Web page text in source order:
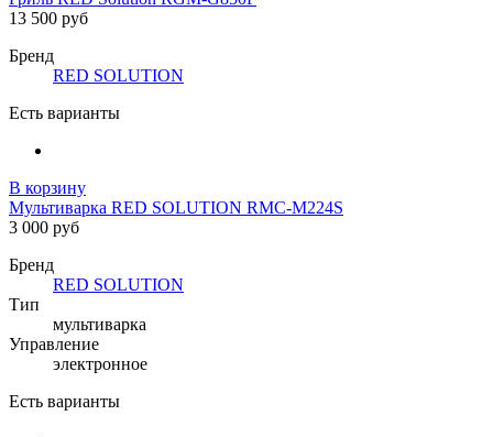
13 500 руб
Бренд
RED SOLUTION
Есть варианты
В корзину
Мультиварка RED SOLUTION RMC-M224S
3 000 руб
Бренд
RED SOLUTION
Тип
мультиварка
Управление
электронное
Есть варианты